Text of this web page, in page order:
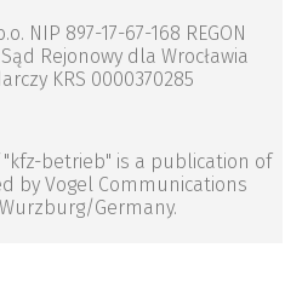
NIP 897-17-67-168 REGON
Rejonowy dla Wrocławia
KRS 0000370285
"kfz-betrieb" is a publication of
by Vogel Communications
Wurzburg/Germany.